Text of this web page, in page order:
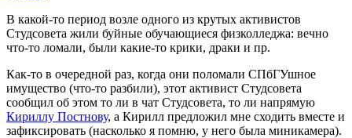
В какой-то период возле одного из крутых активистов
Студсовета жили буйные обучающиеся физколледжа: вечно
что-то ломали, были какие-то крики, драки и пр.
Как-то в очередной раз, когда они поломали СПбГУшное
имущество (что-то разбили), этот активист Студсовета
сообщил об этом то ли в чат Студсовета, то ли напрямую
Кириллу Постнову, а Кирилл предложил мне сходить вместе и
зафиксировать (насколько я помню, у него была миникамера).